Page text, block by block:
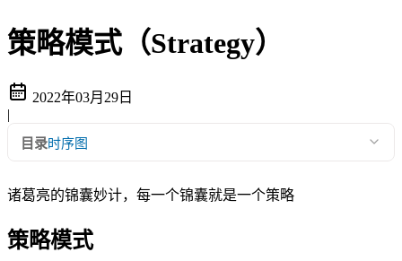
策略模式（Strategy）
2022年03月29日
|
目录时序图
诸葛亮的锦囊妙计，每一个锦囊就是一个策略
策略模式